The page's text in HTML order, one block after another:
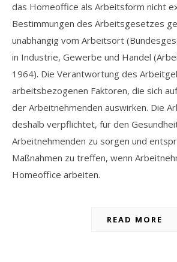
das Homeoffice als Arbeitsform nicht
Bestimmungen des Arbeitsgesetzes
unabhängig vom Arbeitsort
in Industrie, Gewerbe und Handel
1964). Die Verantwortung des
arbeitsbezogenen Faktoren, die sich
der Arbeitnehmenden auswirken. Die
deshalb verpflichtet, für den
Arbeitnehmenden zu sorgen und
Maßnahmen zu treffen, wenn
Homeoffice arbeiten.
READ MORE